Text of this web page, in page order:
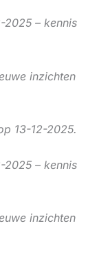
2025 – kennis
inzichten
13-12-2025.
2025 – kennis
inzichten